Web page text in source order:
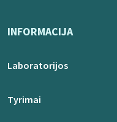
INFORMACIJA
Laboratorijos
Tyrimai